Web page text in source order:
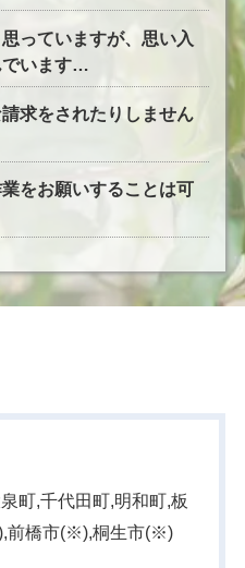
っていますが、思い入
います…
求をされたりしません
をお願いすることは可
町,千代田町,明和町,板
前橋市(※),桐生市(※)